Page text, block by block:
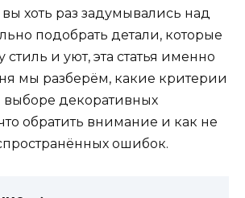
хоть раз задумывались над
подобрать детали, которые
и уют, эта статья именно
мы разберём, какие критерии
выборе декоративных
обратить внимание и как не
ошибок.